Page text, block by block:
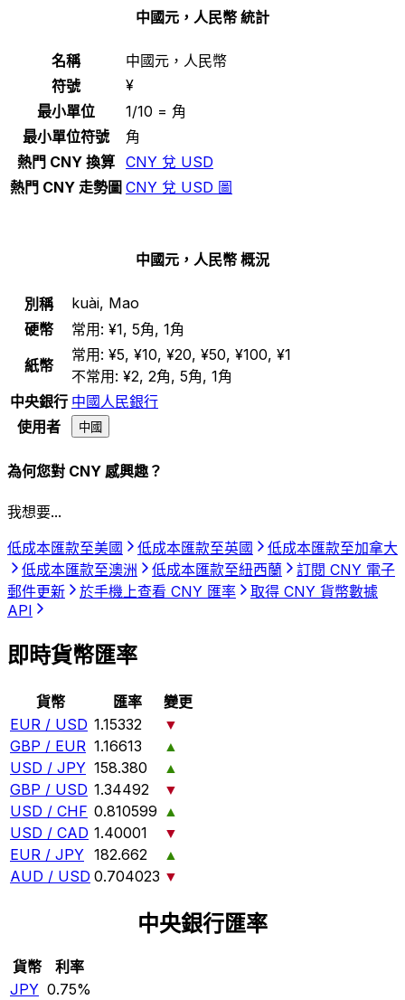
中國元，人民幣 統計
名稱
中國元，人民幣
符號
¥
最小單位
1/10 = 角
最小單位符號
角
熱門 CNY 換算 CNY 兌 USD
熱門 CNY 走勢圖 CNY 兌 USD 圖
中國元，人民幣 概況
別稱
kuài, Mao
硬幣
常用: ¥1, 5角, 1角
紙幣
常用: ¥5, ¥10, ¥20, ¥50, ¥100, ¥1
不常用: ¥2, 2角, 5角, 1角
中央銀行 中國人民銀行
使用者
中國
為何您對 CNY 感興趣？
我想要...
低成本匯款至美國
低成本匯款至英國
低成本匯款至加拿大
低成本匯款至澳洲
低成本匯款至紐西蘭
訂閱 CNY 電子
郵件更新
於手機上查看 CNY 匯率
取得 CNY 貨幣數據
API
即時貨幣匯率
貨幣 匯率
變更
EUR / USD 1.15332
▼
GBP / EUR 1.16613
▲
USD / JPY 158.380
▲
GBP / USD 1.34492
▼
USD / CHF 0.810599 ▲
USD / CAD 1.40001
▼
EUR / JPY 182.662
▲
AUD / USD 0.704023 ▼
中央銀行匯率
貨幣
利率
JPY 0.75%